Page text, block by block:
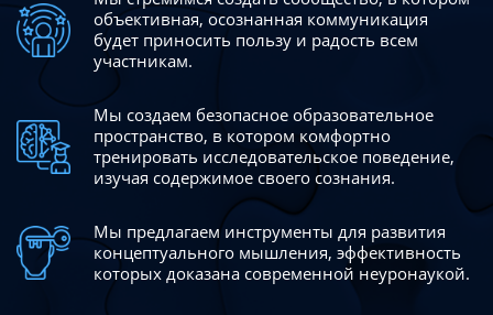
объективная, осознанная коммуникация
будет приносить пользу и радость всем
участникам.
Мы создаем безопасное образовательное
пространство, в котором комфортно
тренировать исследовательское поведение,
изучая содержимое своего сознания.
Мы предлагаем инструменты для развития
концептуального мышления, эффективность
которых доказана современной неуронаукой.